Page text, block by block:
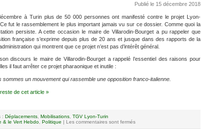
Publié le 15 décembre 2018
à Turin plus de 50 000 personnes ont manifesté contre le projet Lyon-
fut le rassemblement le plus important jamais vu sur ce dossier. Comme quoi la
persiste. A cette occasion le maire de Villarodin-Bourget a pu rappeler que
française s’exprime depuis plus de 20 ans et jusque dans des rapports de la
qui montrent que ce projet n’est pas d’intérêt général.
discours le maire de Villarodin-Bourget a rappelé l’essentiel des raisons pour
il faut arrêter ce projet pharaonique et inutile :
sommes un mouvement qui rassemble une opposition franco-italienne.
de cet article »
: Déplacements, Mobilisations, TGV Lyon-Turin
& le Vert Hebdo Politique | Les commentaires sont fermés